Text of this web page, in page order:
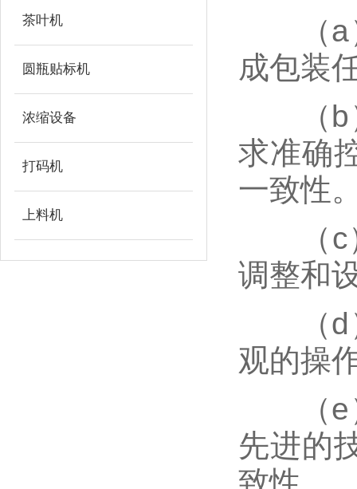
茶叶机
圆瓶贴标机
浓缩设备
打码机
上料机
（a）
成包装
（b）
求准确
一致性
（c）
调整和
（d）
观的操
（e）
先进的